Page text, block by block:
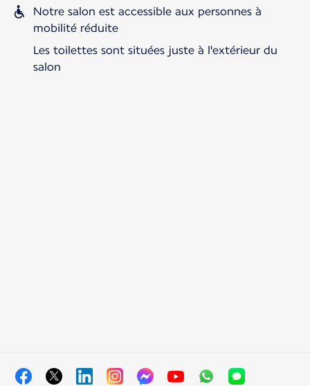
Notre salon est accessible aux personnes à
mobilité réduite
Les toilettes sont situées juste à l'extérieur du
salon